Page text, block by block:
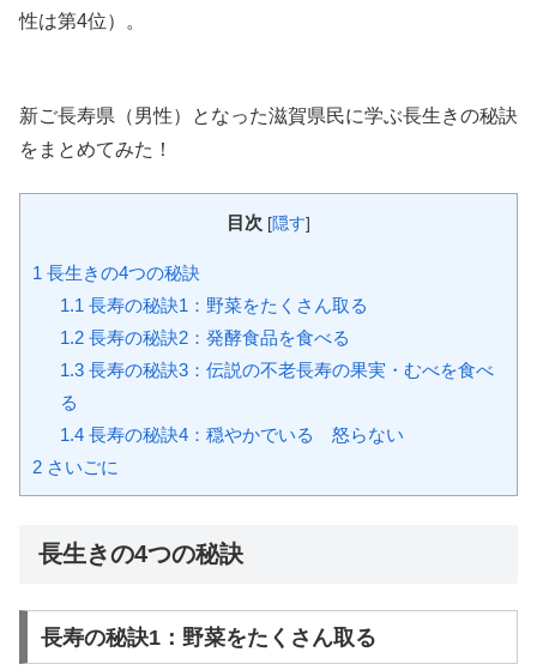
性は第4位）。
新ご長寿県（男性）となった滋賀県民に学ぶ長生きの秘訣
をまとめてみた！
目次 [隠す]
1 長生きの4つの秘訣
1.1 長寿の秘訣1：野菜をたくさん取る
1.2長寿の秘訣2：発酵食品を食べる
1.3長寿の秘訣3：伝説の不老長寿の果実・むべを食べ
る
1.4長寿の秘訣4：穏やかでいる 怒らない
2 さいごに
長生きの4つの秘訣
長寿の秘訣1：野菜をたくさん取る